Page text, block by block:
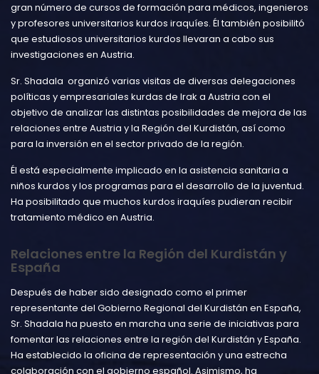
gran número de cursos de formación para médicos, ingenieros
y profesores universitarios kurdos iraquíes. Él también posibilitó
que estudiosos universitarios kurdos llevaran a cabo sus
investigaciones en Austria.
Sr. Shadala organizó varias visitas de diversas delegaciones
políticas y empresariales kurdas de Irak a Austria con el
objetivo de analizar las distintas posibilidades de mejora de las
relaciones entre Austria y la Región del Kurdistán, así como
para la inversión en el sector privado de la región.
Él está especialmente implicado en la asistencia sanitaria a
niños kurdos y los programas para el desarrollo de la juventud.
Ha posibilitado que muchos kurdos iraquíes pudieran recibir
tratamiento médico en Austria.
Relaciones entre la Región del Kurdistán y
España
Después de haber sido designado como el primer
representante del Gobierno Regional del Kurdistán en España,
Sr. Shadala ha puesto en marcha una serie de iniciativas para
fomentar las relaciones entre la región del Kurdistán y España.
Ha establecido la oficina de representación y una estrecha
colaboración con el gobierno español. Asimismo, ha